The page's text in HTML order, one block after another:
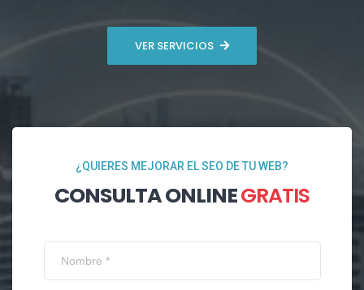
VER SERVICIOS
¿QUIERES MEJORAR EL SEO DE TU WEB?
CONSULTA ONLINEGRATIS